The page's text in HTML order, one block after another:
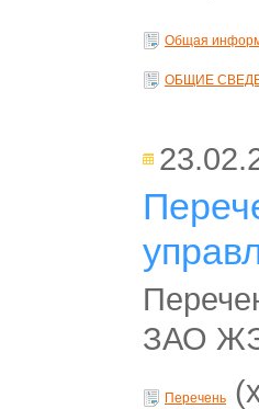
Общая
ОБЩИЕ
ЗАО
Перечень